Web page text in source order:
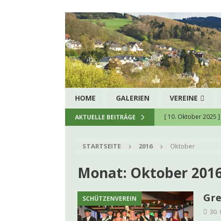
HOME GALERIEN VEREINE
AKTUELLE BEITRÄGE [ 3. Oktober 2016 ]
zukunftssichere
[ 8. Juli 2026 ]
[ 22. Juni 2026 ]
[ 9. Juni 2026 ]
STARTSEITE 2016 Oktober
Monat: Oktober
SCHÜTZENVEREIN
30.